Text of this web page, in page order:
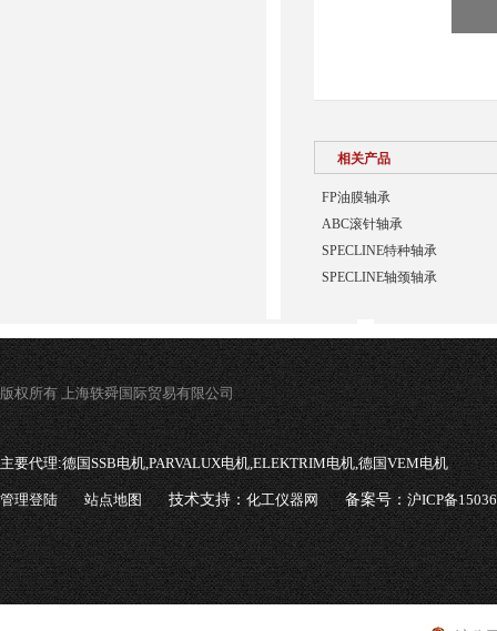
相关产品
FP油膜轴承
ABC滚针轴承
SPECLINE特种轴承
SPECLINE轴颈轴承
版权所有 上海轶舜国际贸易有限公司
主要代理:德国SSB电机,PARVALUX电机,ELEKTRIM电机,德国VEM电机
管理登陆 站点地图 技术支持：化工仪器网 备案号：沪ICP备